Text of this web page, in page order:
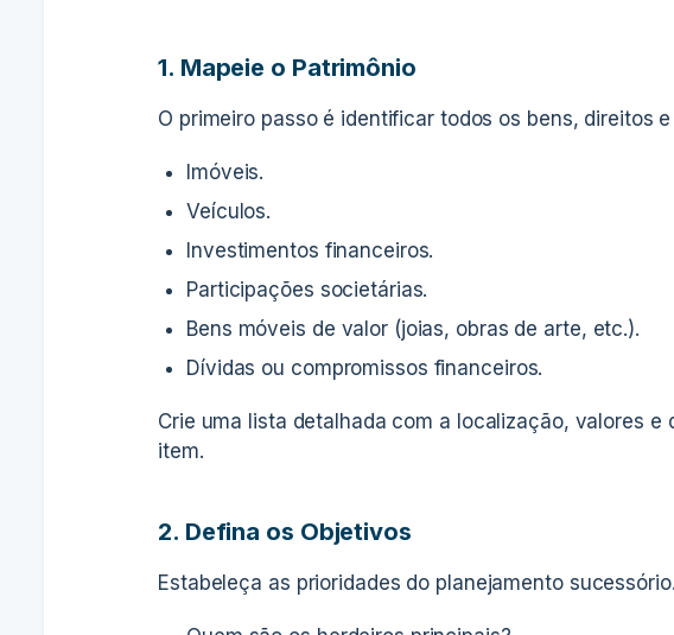
1. Mapeie o Patrimônio
O primeiro passo é identificar todos os bens, direitos
Imóveis.
Veículos.
Investimentos financeiros.
Participações societárias.
Bens móveis de valor (joias, obras de arte, etc.).
Dívidas ou compromissos financeiros.
Crie uma lista detalhada com a localização, valores
item.
2. Defina os Objetivos
Estabeleça as prioridades do planejamento